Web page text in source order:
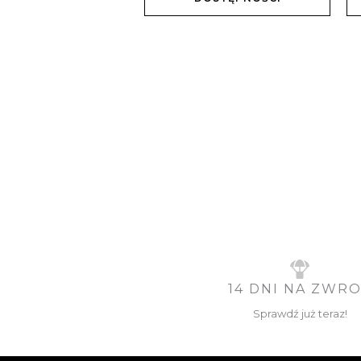
14 DNI NA
Sprawdź już teraz!